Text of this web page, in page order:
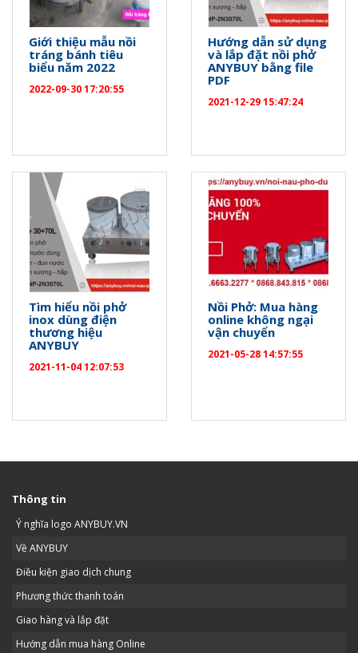
Giới thiệu mẫu nồi
tráng bánh tiêu
biểu năm 2022
2022-09-30 17:20:55
Hướng dẫn sử dụng
và lắp đặt nồi phở
ANYBUY bằng file
PDF
2021-12-29 15:47:24
Tìm hiểu nồi phở
inox dùng điện
thương hiệu
ANYBUY
2021-11-04 12:07:53
Nồi Phở: Mua hàng
online không ngại
vận chuyển
2021-05-28 14:57:55
Thông tin
Ý nghĩa logo ANYBUY.VN
Về ANYBUY
Điều kiện giao dịch chung
Phương thức thanh toán
Giao hàng và lắp đặt
Hướng dẫn mua hàng Online